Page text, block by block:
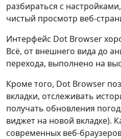
разбираться с
чистый просмотр веб-
Интерфейс Dot Browser
Всё, от внешнего вида до
перехода, выполнено на
Кроме того, Dot Browser
вкладки, отслеживать
получать обновления
виджет на новой вкладке).
современных веб-